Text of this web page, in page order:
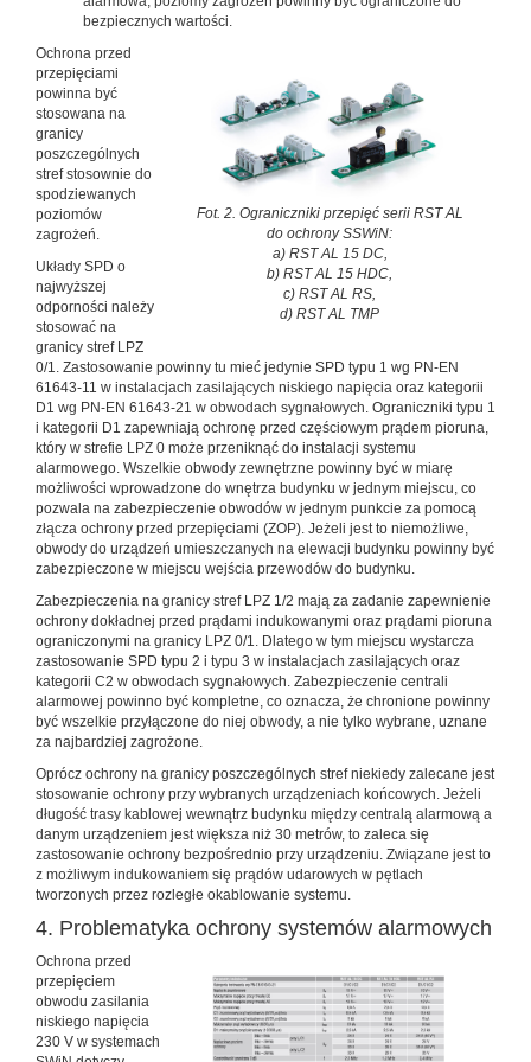
bezpiecznych wartości.
Fot. 2. Ograniczniki przepięć serii RST AL
do ochrony SSWiN:
a) RST AL 15 DC,
b) RST AL 15 HDC,
c) RST AL RS,
d) RST AL TMP
Ochrona przed
przepięciami
powinna być
stosowana na
granicy
poszczególnych
stref stosownie do
spodziewanych
poziomów
zagrożeń.
Układy SPD o
najwyższej
odporności należy
stosować na
granicy stref LPZ
0/1. Zastosowanie powinny tu mieć jedynie SPD typu 1 wg PN-EN
61643-11 w instalacjach zasilających niskiego napięcia oraz kategorii
D1 wg PN-EN 61643-21 w obwodach sygnałowych. Ograniczniki typu 1
i kategorii D1 zapewniają ochronę przed częściowym prądem pioruna,
który w strefie LPZ 0 może przeniknąć do instalacji systemu
alarmowego. Wszelkie obwody zewnętrzne powinny być w miarę
możliwości wprowadzone do wnętrza budynku w jednym miejscu, co
pozwala na zabezpieczenie obwodów w jednym punkcie za pomocą
złącza ochrony przed przepięciami (ZOP). Jeżeli jest to niemożliwe,
obwody do urządzeń umieszczanych na elewacji budynku powinny być
zabezpieczone w miejscu wejścia przewodów do budynku.
Zabezpieczenia na granicy stref LPZ 1/2 mają za zadanie zapewnienie
ochrony dokładnej przed prądami indukowanymi oraz prądami pioruna
ograniczonymi na granicy LPZ 0/1. Dlatego w tym miejscu wystarcza
zastosowanie SPD typu 2 i typu 3 w instalacjach zasilających oraz
kategorii C2 w obwodach sygnałowych. Zabezpieczenie centrali
alarmowej powinno być kompletne, co oznacza, że chronione powinny
być wszelkie przyłączone do niej obwody, a nie tylko wybrane, uznane
za najbardziej zagrożone.
Oprócz ochrony na granicy poszczególnych stref niekiedy zalecane jest
stosowanie ochrony przy wybranych urządzeniach końcowych. Jeżeli
długość trasy kablowej wewnątrz budynku między centralą alarmową a
danym urządzeniem jest większa niż 30 metrów, to zaleca się
zastosowanie ochrony bezpośrednio przy urządzeniu. Związane jest to
z możliwym indukowaniem się prądów udarowych w pętlach
tworzonych przez rozległe okablowanie systemu.
4. Problematyka ochrony systemów alarmowych
Ochrona przed
przepięciem
obwodu zasilania
niskiego napięcia
230 V w systemach